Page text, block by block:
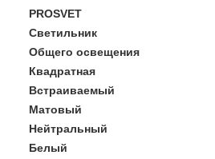
PROSVET
Светильник
Общего освещения
Квадратная
Встраиваемый
Матовый
Нейтральный
Белый